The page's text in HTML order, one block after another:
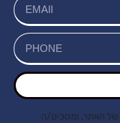
של האתר, ומסכים/ה